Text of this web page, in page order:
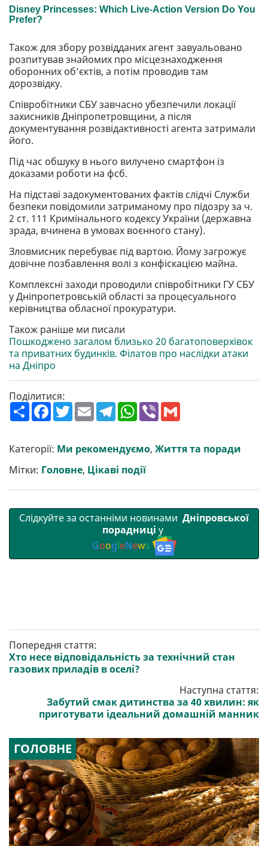
Також для збору розвідданих агент завуальовано
розпитував знайомих про місцезнаходження
оборонних об’єктів, а потім проводив там
дорозвідку.
Співробітники СБУ завчасно убезпечили локації
захисників Дніпропетровщини, а після
документування розвідактивності агента затримали
його.
Під час обшуку в нього вилучено смартфон із
доказами роботи на фсб.
На підставі задокументованих фактів слідчі Служби
безпеки повідомили затриманому про підозру за ч.
2 ст. 111 Кримінального кодексу України (державна
зрада, вчинена в умовах воєнного стану).
Зловмисник перебуває під вартою. Йому загрожує
довічне позбавлення волі з конфіскацією майна.
Комплексні заходи проводили співробітники ГУ СБУ
у Дніпропетровській області за процесуального
керівництва обласної прокуратури.
Також раніше ми писали
Пошкоджено загалом близько 20 багатоповерхівок
та приватних будинків. Філатов про наслідки атаки
на Дніпро
Поділитися:
П
о
р
и
т
и
F
a
b
o
o
k
T
w
e
r
E
m
l
T
e
g
r
a
m
W
h
s
A
p
p
V
r l
Категорії: Ми рекомендуємо, Життя та поради
Мітки: Головне, Цікаві події
Слідкуйте за останніми новинами Дніпровської
порадниці у
GoogleNews
Попередня стаття:
Хто несе відповідальність за технічний стан
газових приладів в оселі?
Наступна стаття:
Забутий смак дитинства за 40 хвилин: як
приготувати ідеальний домашній манник
ГОЛОВНЕ